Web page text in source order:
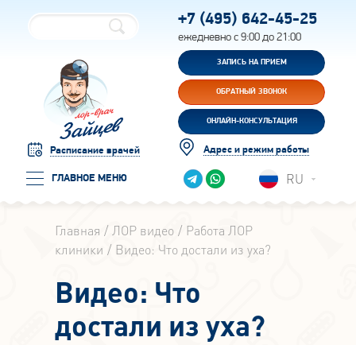
Расписание врачей
ГЛАВНОЕ МЕНЮ
+7 (495) 642-45-25
ежедневно с 9:00 до 21:00
ЗАПИСЬ НА ПРИЕМ
ОБРАТНЫЙ ЗВОНОК
ОНЛАЙН-КОНСУЛЬТАЦИЯ
Адрес и режим работы
RU
Главная ЛОР видео
Работа ЛОР
клиники
Видео: Что достали из уха?
Видео: Что
достали из уха?